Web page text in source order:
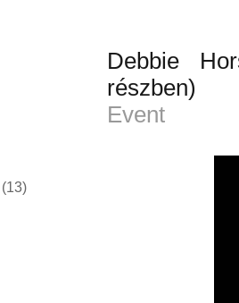
Debbie
részben)
Event
(13)